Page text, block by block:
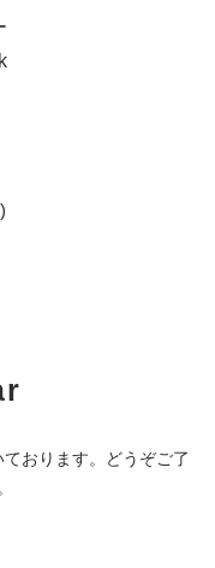
おります。どうぞご了